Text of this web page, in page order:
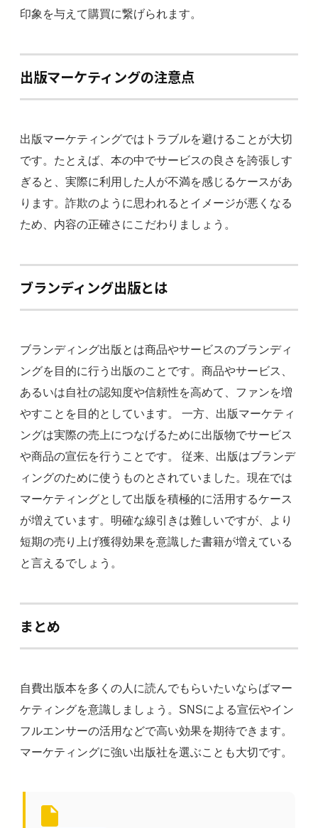
印象を与えて購買に繋げられます。
出版マーケティングの注意点
出版マーケティングではトラブルを避けることが大切
です。たとえば、本の中でサービスの良さを誇張しす
ぎると、実際に利用した人が不満を感じるケースがあ
ります。詐欺のように思われるとイメージが悪くなる
ため、内容の正確さにこだわりましょう。
ブランディング出版とは
ブランディング出版とは商品やサービスのブランディ
ングを目的に行う出版のことです。商品やサービス、
あるいは自社の認知度や信頼性を高めて、ファンを増
やすことを目的としています。 一方、出版マーケティ
ングは実際の売上につなげるために出版物でサービス
や商品の宣伝を行うことです。 従来、出版はブランデ
ィングのために使うものとされていました。現在では
マーケティングとして出版を積極的に活用するケース
が増えています。明確な線引きは難しいですが、より
短期の売り上げ獲得効果を意識した書籍が増えている
と言えるでしょう。
まとめ
自費出版本を多くの人に読んでもらいたいならばマー
ケティングを意識しましょう。SNSによる宣伝やイン
フルエンサーの活用などで高い効果を期待できます。
マーケティングに強い出版社を選ぶことも大切です。